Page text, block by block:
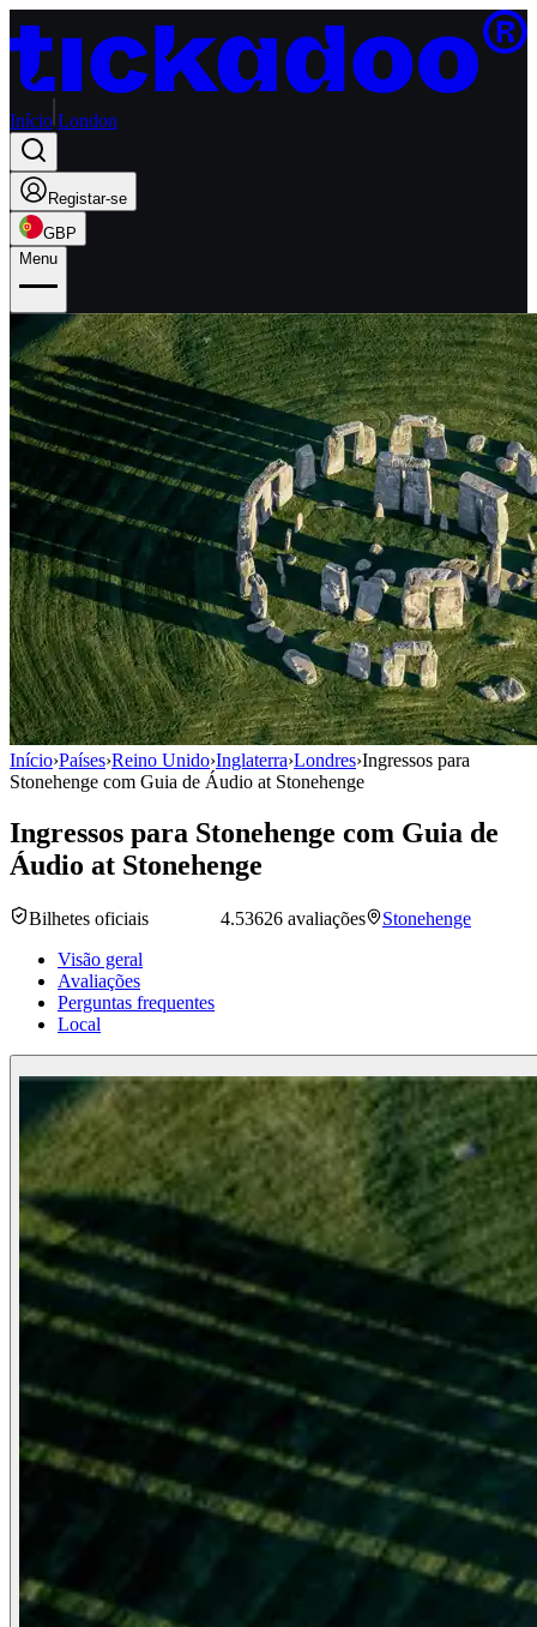
Início London
Registar-se
GBP
Menu
Início›Países›Reino Unido›Inglaterra›Londres›Ingressos para
Stonehenge com Guia de Áudio at Stonehenge
Ingressos para Stonehenge com Guia de
Áudio at Stonehenge
Bilhetes oficiais 4.53626 avaliações
Stonehenge
Visão geral
Avaliações
Perguntas frequentes
Local